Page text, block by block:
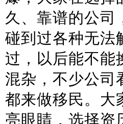
久、靠谱的公司
碰到过各种无法
过，以后能不能
混杂，不少公司
都来做移民。大
亮眼睛，选择资